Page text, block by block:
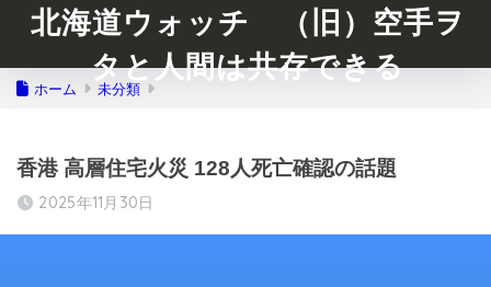
北海道ウォッチ （旧）空手ヲ
タと人間は共存できる
ホーム 未分類
香港 高層住宅火災 128人死亡確認の話題
2025年11月30日